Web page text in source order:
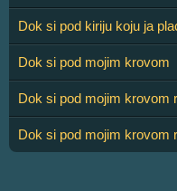
Dok si pod kiriju koju ja
Dok si pod mojim krovom
Dok si pod mojim krovom
Dok si pod mojim krovom